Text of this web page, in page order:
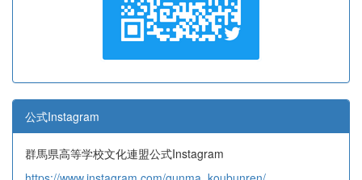
公式Instagram
群馬県高等学校文化連盟公式Instagram